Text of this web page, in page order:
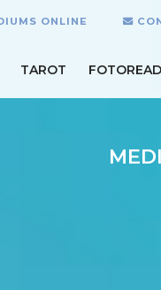
ONLINE
TAROT